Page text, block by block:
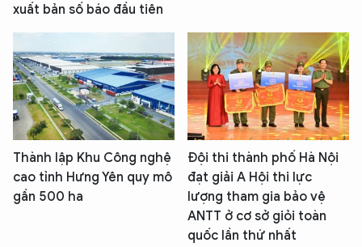
xuất bản số báo đầu tiên
Thành lập Khu Công nghệ
cao tỉnh Hưng Yên quy mô
gần 500 ha
Đội thi thành phố Hà Nội
đạt giải A Hội thi lực
lượng tham gia bảo vệ
ANTT ở cơ sở giỏi toàn
quốc lần thứ nhất